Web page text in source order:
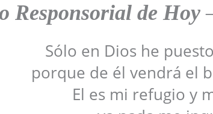
Responsorial de Hoy
Sólo en Dios he
porque de él vendrá el
El es mi refugio y